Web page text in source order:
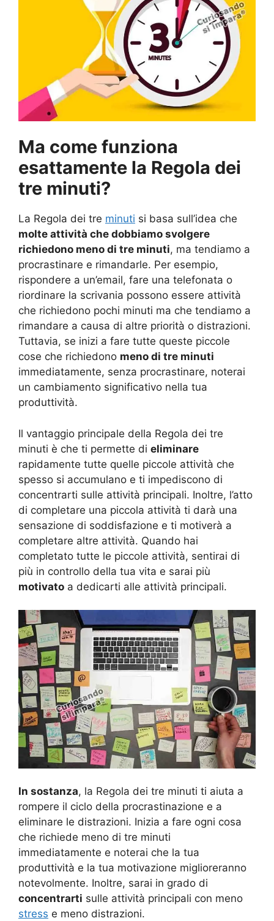
Ma come funziona
esattamente la Regola dei
tre minuti?
La Regola dei tre minuti si basa sull’idea che
molte attività che dobbiamo svolgere
richiedono meno di tre minuti, ma tendiamo a
procrastinare e rimandarle. Per esempio,
rispondere a un’email, fare una telefonata o
riordinare la scrivania possono essere attività
che richiedono pochi minuti ma che tendiamo a
rimandare a causa di altre priorità o distrazioni.
Tuttavia, se inizi a fare tutte queste piccole
cose che richiedono meno di tre minuti
immediatamente, senza procrastinare, noterai
un cambiamento significativo nella tua
produttività.
Il vantaggio principale della Regola dei tre
minuti è che ti permette di eliminare
rapidamente tutte quelle piccole attività che
spesso si accumulano e ti impediscono di
concentrarti sulle attività principali. Inoltre, l’atto
di completare una piccola attività ti darà una
sensazione di soddisfazione e ti motiverà a
completare altre attività. Quando hai
completato tutte le piccole attività, sentirai di
più in controllo della tua vita e sarai più
motivato a dedicarti alle attività principali.
In sostanza, la Regola dei tre minuti ti aiuta a
rompere il ciclo della procrastinazione e a
eliminare le distrazioni. Inizia a fare ogni cosa
che richiede meno di tre minuti
immediatamente e noterai che la tua
produttività e la tua motivazione miglioreranno
notevolmente. Inoltre, sarai in grado di
concentrarti sulle attività principali con meno
stress e meno distrazioni.